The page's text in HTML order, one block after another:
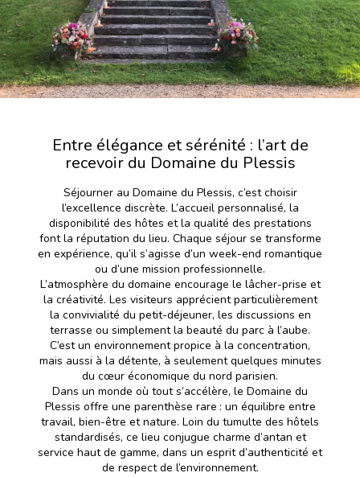
Entre élégance et sérénité : l’art de
recevoir du Domaine du Plessis
Séjourner au Domaine du Plessis, c’est choisir
l’excellence discrète. L’accueil personnalisé, la
disponibilité des hôtes et la qualité des prestations
font la réputation du lieu. Chaque séjour se transforme
en expérience, qu’il s’agisse d’un week-end romantique
ou d’une mission professionnelle.
L’atmosphère du domaine encourage le lâcher-prise et
la créativité. Les visiteurs apprécient particulièrement
la convivialité du petit-déjeuner, les discussions en
terrasse ou simplement la beauté du parc à l’aube.
C’est un environnement propice à la concentration,
mais aussi à la détente, à seulement quelques minutes
du cœur économique du nord parisien.
Dans un monde où tout s’accélère, le Domaine du
Plessis offre une parenthèse rare : un équilibre entre
travail, bien-être et nature. Loin du tumulte des hôtels
standardisés, ce lieu conjugue charme d’antan et
service haut de gamme, dans un esprit d’authenticité et
de respect de l’environnement.